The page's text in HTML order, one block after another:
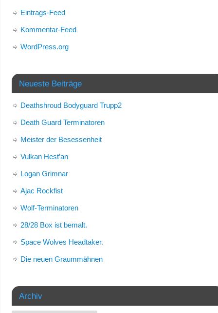
Eintrags-Feed
Kommentar-Feed
WordPress.org
Neueste Beiträge
Deathshroud Bodyguard Trupp2
Death Guard Terminatoren
Meister der Besessenheit
Vulkan Hest’an
Logan Grimnar
Ajac Rockfist
Wolf-Terminatoren
28/28 Box ist bemalt.
Space Wolves Headtaker.
Die neuen Graummähnen
Archiv